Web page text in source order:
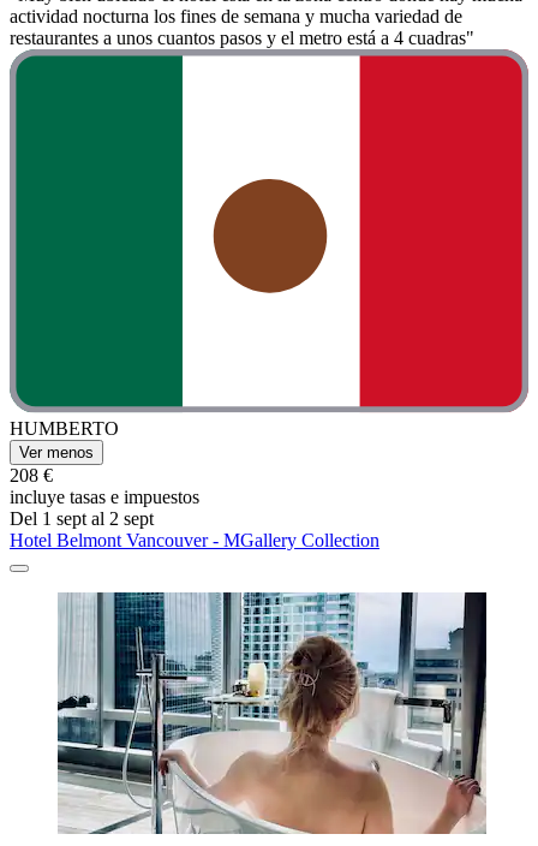
actividad nocturna los fines de semana y mucha variedad de
restaurantes a unos cuantos pasos y el metro está a 4 cuadras"
HUMBERTO
Ver menos
208 €
incluye tasas e impuestos
Del 1 sept al 2 sept
Hotel Belmont Vancouver - MGallery Collection